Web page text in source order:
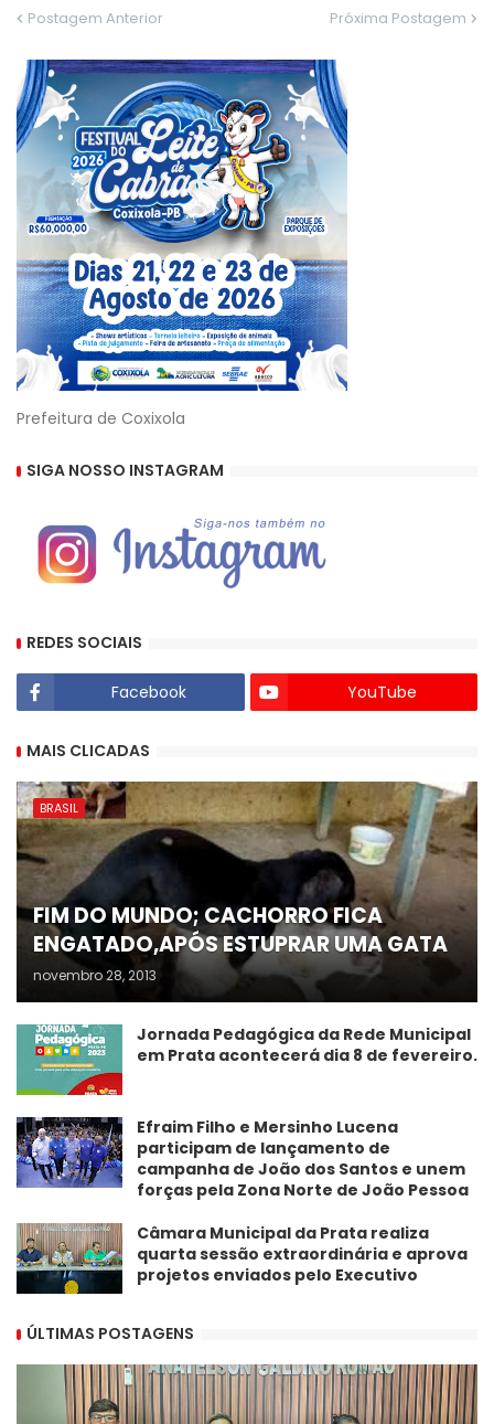
Postagem Anterior Próxima Postagem
Prefeitura de Coxixola
SIGA NOSSO INSTAGRAM
REDES SOCIAIS
Facebook YouTube
MAIS CLICADAS
BRASIL
FIM DO MUNDO; CACHORRO FICA
ENGATADO,APÓS ESTUPRAR UMA GATA
novembro 28, 2013
Jornada Pedagógica da Rede Municipal
em Prata acontecerá dia 8 de fevereiro.
Efraim Filho e Mersinho Lucena
participam de lançamento de
campanha de João dos Santos e unem
forças pela Zona Norte de João Pessoa
Câmara Municipal da Prata realiza
quarta sessão extraordinária e aprova
projetos enviados pelo Executivo
ÚLTIMAS POSTAGENS